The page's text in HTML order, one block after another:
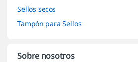
Sellos secos
Tampón para Sellos
Sobre nosotros